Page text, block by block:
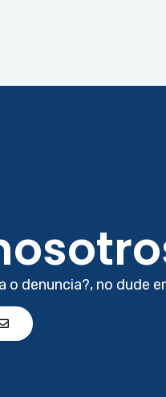
o denuncia?, no dude